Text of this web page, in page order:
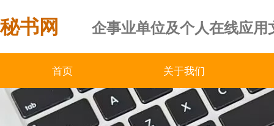
首页 关于我们
企事业单位及个人在线应用
秘书网